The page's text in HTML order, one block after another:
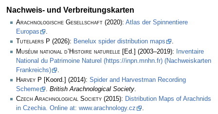
Nachweis- und Verbreitungskarten
Arachnologische Gesellschaft (2020): Atlas der Spinnentiere
Europas
.
Tutelaers P (2026): Benelux spider distribution maps
.
Muséum national d’Histoire naturelle [Ed.] (2003–2019):
Inventaire
National du Patrimoine Naturel (https://inpn.mnhn.fr) (Nachweiskarten
Frankreichs)
Harvey P [Koord.] (2014): Spider and Harvestman Recording
Scheme
. British Arachnological Society.
Czech Arachnological Society (2015): Distribution Maps of Arachnids
in Czechia. Online at: www.arachnology.cz
.